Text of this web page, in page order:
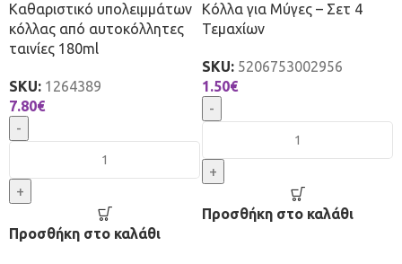
Καθαριστικό υπολειμμάτων
κόλλας από αυτοκόλλητες
ταινίες 180ml
SKU: 1264389
7.80€
-
+
Προσθήκη στο καλάθι
Κόλλα για Μύγες – Σετ 4
Τεμαχίων
SKU: 5206753002956
1.50€
-
+
Προσθήκη στο καλάθι